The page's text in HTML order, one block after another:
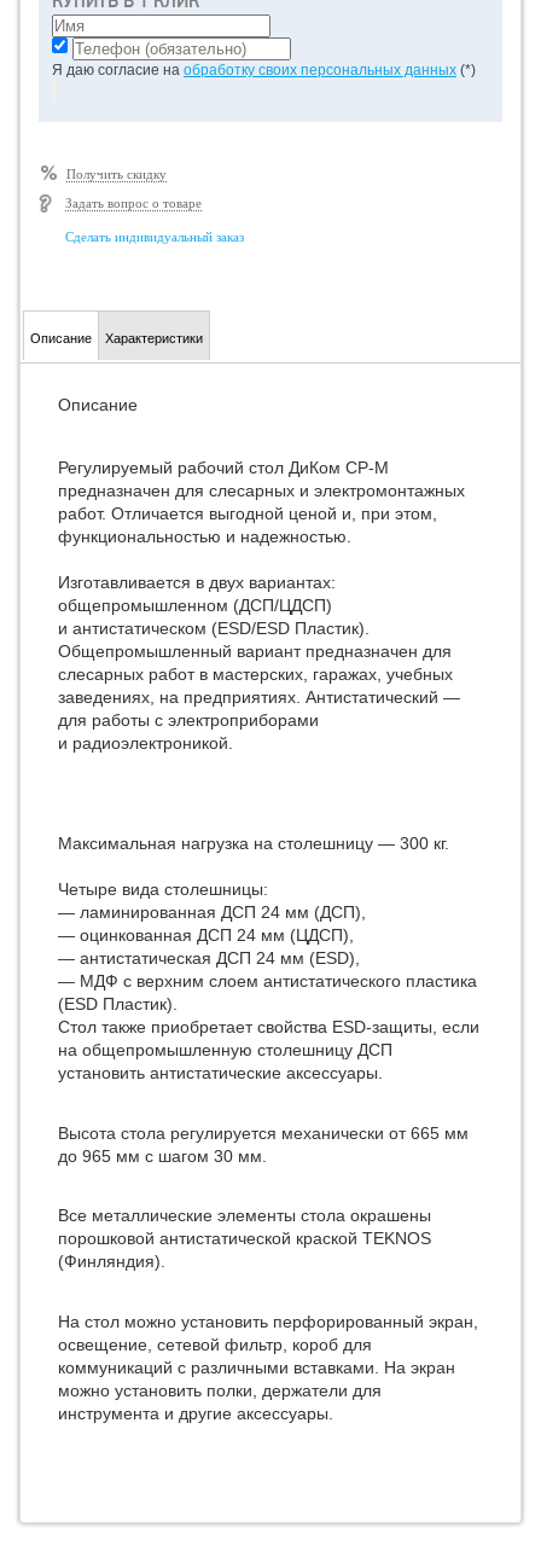
Я даю согласие на обработку своих персональных данных (*)
Получить скидку
Задать вопрос о товаре
Сделать индивидуальный заказ
Описание Характеристики
Описание
Регулируемый рабочий стол ДиКом СР-М
предназначен для слесарных и электромонтажных
работ. Отличается выгодной ценой и, при этом,
функциональностью и надежностью.
Изготавливается в двух вариантах:
общепромышленном (ДСП/ЦДСП)
и антистатическом (ESD/ESD Пластик).
Общепромышленный вариант предназначен для
слесарных работ в мастерских, гаражах, учебных
заведениях, на предприятиях. Антистатический —
для работы с электроприборами
и радиоэлектроникой.
Максимальная нагрузка на столешницу — 300 кг.
Четыре вида столешницы:
— ламинированная ДСП 24 мм (ДСП),
— оцинкованная ДСП 24 мм (ЦДСП),
— антистатическая ДСП 24 мм (ESD),
— МДФ с верхним слоем антистатического пластика
(ESD Пластик).
Стол также приобретает свойства ESD-защиты, если
на общепромышленную столешницу ДСП
установить антистатические аксессуары.
Высота стола регулируется механически от 665 мм
до 965 мм с шагом 30 мм.
Все металлические элементы стола окрашены
порошковой антистатической краской TEKNOS
(Финляндия).
На стол можно установить перфорированный экран,
освещение, сетевой фильтр, короб для
коммуникаций с различными вставками. На экран
можно установить полки, держатели для
инструмента и другие аксессуары.